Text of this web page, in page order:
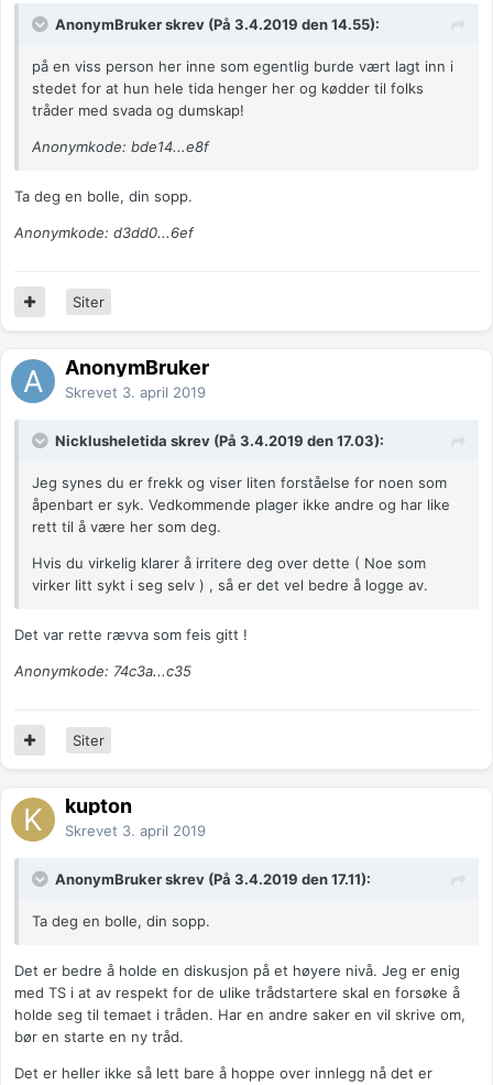
AnonymBruker skrev (På 3.4.2019 den 14.55):
på en viss person her inne som egentlig burde vært lagt inn i
stedet for at hun hele tida henger her og kødder til folks
tråder med svada og dumskap!
Anonymkode: bde14...e8f
Ta deg en bolle, din sopp.
Anonymkode: d3dd0...6ef
Siter
AnonymBruker
Skrevet 3. april 2019
Nicklusheletida skrev (På 3.4.2019 den 17.03):
Jeg synes du er frekk og viser liten forståelse for noen som
åpenbart er syk. Vedkommende plager ikke andre og har like
rett til å være her som deg.
Hvis du virkelig klarer å irritere deg over dette ( Noe som
virker litt sykt i seg selv ) , så er det vel bedre å logge av.
Det var rette rævva som feis gitt !
Anonymkode: 74c3a...c35
Siter
kupton
Skrevet 3. april 2019
AnonymBruker skrev (På 3.4.2019 den 17.11):
Ta deg en bolle, din sopp.
Det er bedre å holde en diskusjon på et høyere nivå. Jeg er enig
med TS i at av respekt for de ulike trådstartere skal en forsøke å
holde seg til temaet i tråden. Har en andre saker en vil skrive om,
bør en starte en ny tråd.
Det er heller ikke så lett bare å hoppe over innlegg nå det er